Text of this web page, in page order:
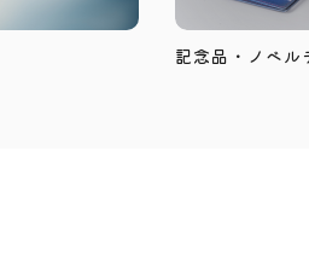
記念品・ノベル